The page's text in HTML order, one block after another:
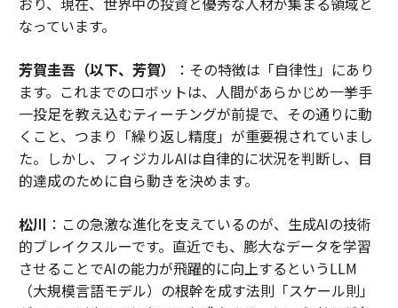
なっています。
芳賀圭吾（以下、芳賀）
：その特徴は「自律性」にあり
ます。これまでのロボットは、人間があらかじめ一挙手
一投足を教え込むティーチングが前提で、その通りに動
くこと、つまり「繰り返し精度」が重要視されていまし
た。しかし、フィジカルAIは自律的に状況を判断し、目
的達成のために自ら動きを決めます。
松川 ：この急激な進化を支えているのが、生成AIの技術
的ブレイクスルーです。直近でも、膨大なデータを学習
させることでAIの能力が飛躍的に向上するというLLM
（大規模言語モデル）の根幹を成す法則「スケール則」